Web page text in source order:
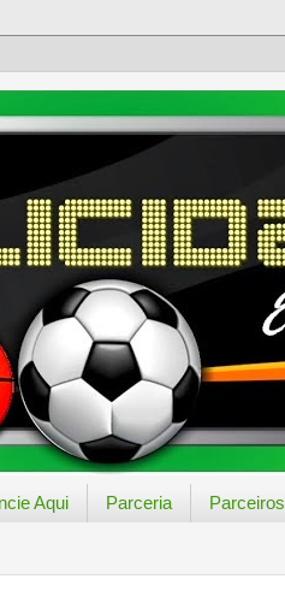
Aqui Parceria Parceiros